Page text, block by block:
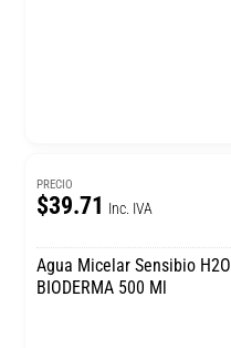
PRECIO
$39.71 Inc. IVA
Agua Micelar Sensibio H2O
BIODERMA 500 Ml